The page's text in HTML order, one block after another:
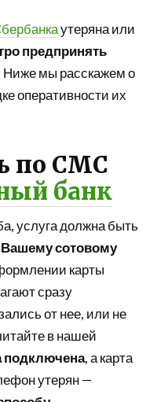
утеряна или
предпринять
Ниже мы расскажем о
оперативности их
по СМС
банк
услуга должна быть
сотовому
карты
сразу
от нее, или не
в нашей
подключена, а карта
утерян —